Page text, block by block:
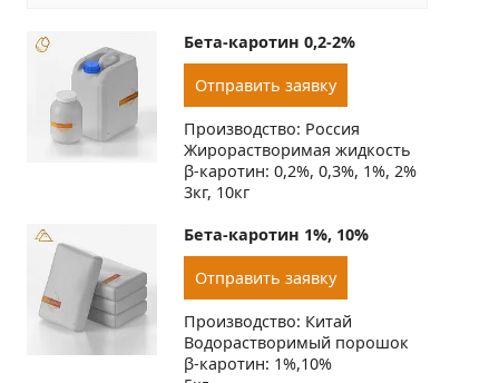
Бета-каротин 0,2-2%
Отправить заявку
Производство: Россия
Жирорастворимая жидкость
β-каротин: 0,2%, 0,3%, 1%, 2%
3кг, 10кг
Бета-каротин 1%, 10%
Отправить заявку
Производство: Китай
Водорастворимый порошок
β-каротин: 1%,10%